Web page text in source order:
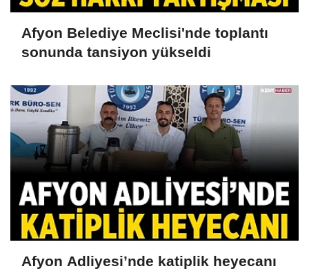
Afyon Belediye Meclisi'nde toplantı
sonunda tansiyon yükseldi
Afyon Adliyesi’nde katiplik heyecanı